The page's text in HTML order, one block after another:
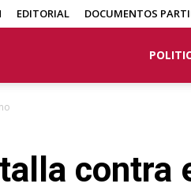
EDITORIAL DOCUMENTOS
contra